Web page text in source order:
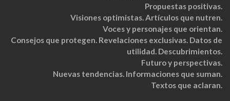
Propuestas positivas.
Visiones optimistas. Artículos que nutren.
Voces y personajes que orientan.
Consejos que protegen. Revelaciones exclusivas. Datos de
utilidad. Descubrimientos.
Futuro y perspectivas.
Nuevas tendencias. Informaciones que suman.
Textos que aclaran.